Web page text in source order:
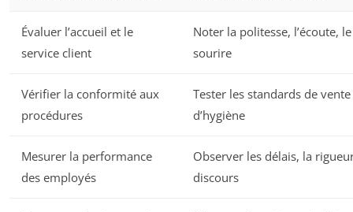
Évaluer l’accueil et le
service client
Noter la politesse, l’écoute, le
sourire
Vérifier la conformité aux
procédures
Tester les standards de
d’hygiène
Mesurer la performance
des employés
Observer les délais, la
discours